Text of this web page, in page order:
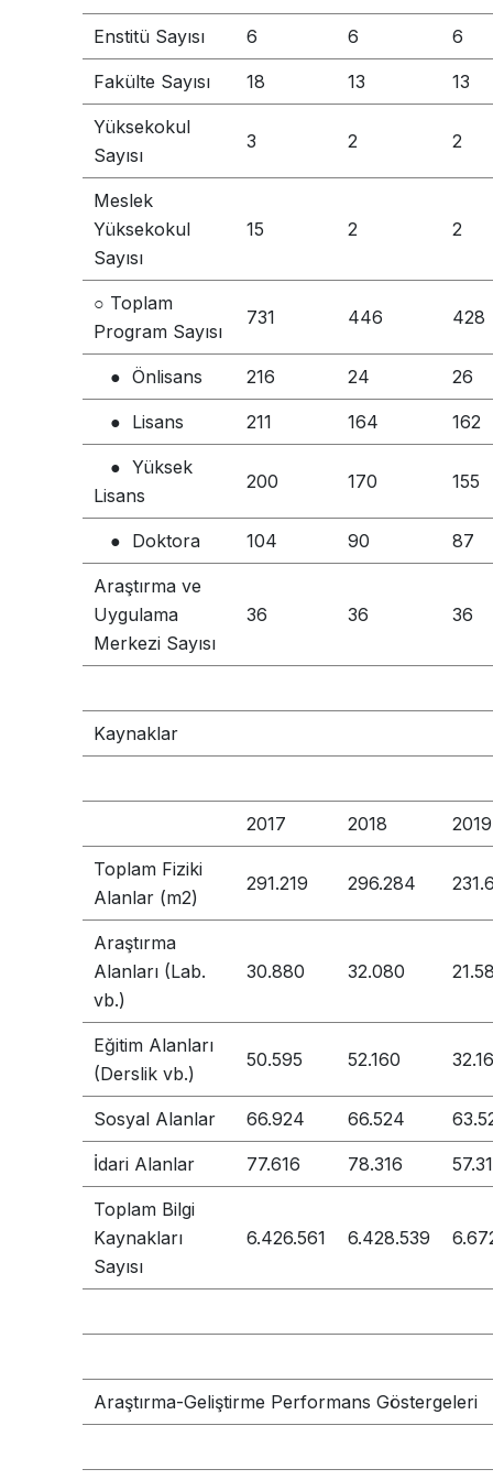
Enstitü Sayısı 6 6 6
Fakülte Sayısı 18 13 13
Yüksekokul
Sayısı
3 2 2
Meslek
Yüksekokul
Sayısı
15 2 2
○ Toplam
Program Sayısı
731 446 428
● Önlisans 216 24 26
● Lisans 211 164 162
● Yüksek
Lisans
200 170 155
● Doktora 104 90 87
Araştırma ve
Uygulama
Merkezi Sayısı
36 36 36
Kaynaklar
2017 2018 2019
Toplam Fiziki
Alanlar (m2)
291.219 296.284
Araştırma
Alanları (Lab.
vb.)
30.880 32.080
Eğitim Alanları
(Derslik vb.)
50.595 52.160
Sosyal Alanlar 66.924 66.524
İdari Alanlar 77.616 78.316
Toplam Bilgi
Kaynakları
Sayısı
6.426.561 6.428.539
Araştırma-Geliştirme Performans Göstergeleri